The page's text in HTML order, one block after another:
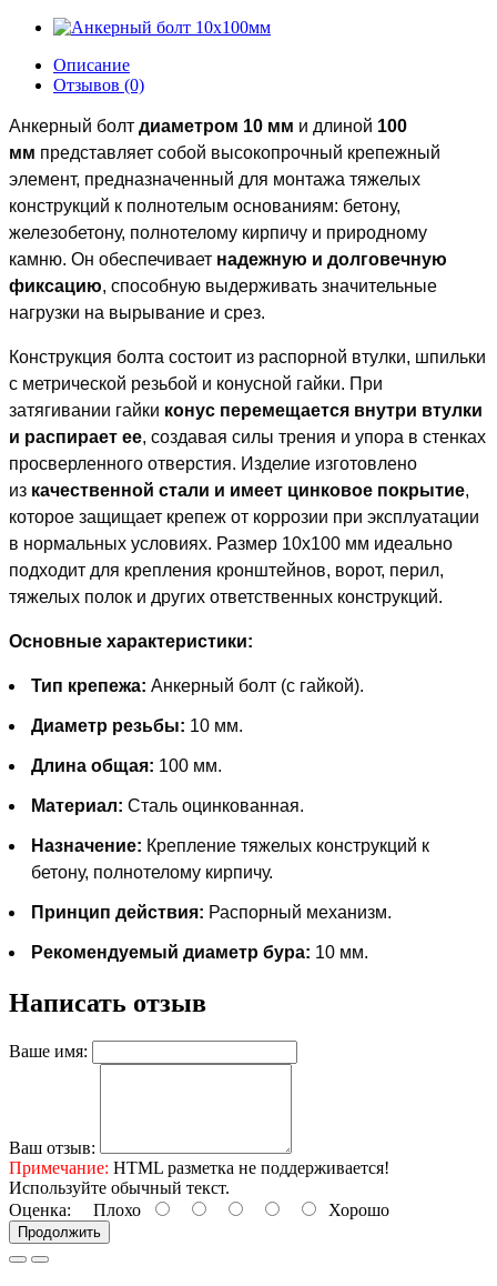
Описание
Отзывов (0)
Анкерный болт диаметром 10 мм и длиной 100
мм представляет собой высокопрочный крепежный
элемент, предназначенный для монтажа тяжелых
конструкций к полнотелым основаниям: бетону,
железобетону, полнотелому кирпичу и природному
камню. Он обеспечивает надежную и долговечную
фиксацию, способную выдерживать значительные
нагрузки на вырывание и срез.
Конструкция болта состоит из распорной втулки, шпильки
с метрической резьбой и конусной гайки. При
затягивании гайки конус перемещается внутри втулки
и распирает ее, создавая силы трения и упора в стенках
просверленного отверстия. Изделие изготовлено
из качественной стали и имеет цинковое покрытие,
которое защищает крепеж от коррозии при эксплуатации
в нормальных условиях. Размер 10х100 мм идеально
подходит для крепления кронштейнов, ворот, перил,
тяжелых полок и других ответственных конструкций.
Основные характеристики:
Тип крепежа: Анкерный болт (с гайкой).
Диаметр резьбы: 10 мм.
Длина общая: 100 мм.
Материал: Сталь оцинкованная.
Назначение: Крепление тяжелых конструкций к
бетону, полнотелому кирпичу.
Принцип действия: Распорный механизм.
Рекомендуемый диаметр бура: 10 мм.
Написать отзыв
Ваше имя:
Ваш отзыв:
Примечание: HTML разметка не поддерживается!
Используйте обычный текст.
Оценка: Плохо Хорошо
Продолжить